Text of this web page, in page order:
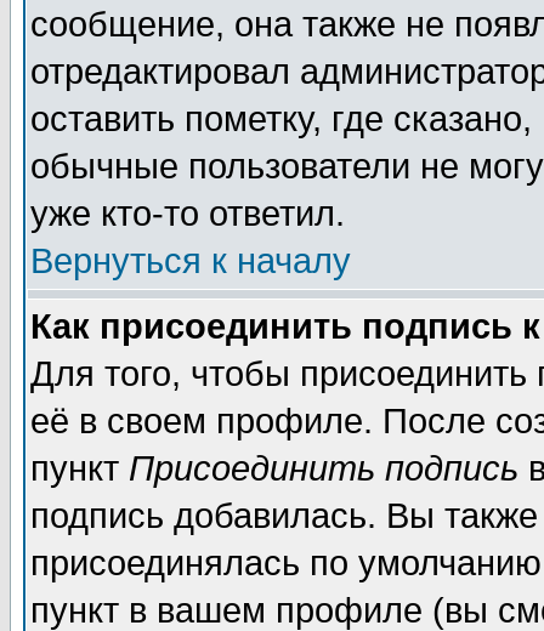
сообщение, она также не
отредактировал
оставить пометку, где
обычные пользователи не
уже кто-то ответил.
Вернуться к началу
Как присоединить подпись
Для того, чтобы
её в своем профиле. После
пункт Присоединить подпись
подпись добавилась. Вы
присоединялась по
пункт в вашем профиле (вы